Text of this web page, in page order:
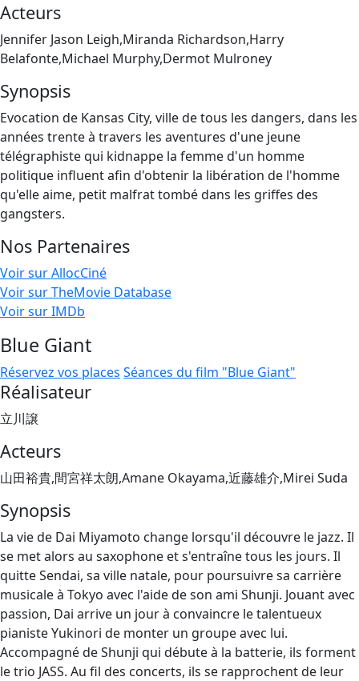
Acteurs
Jennifer Jason Leigh,Miranda Richardson,Harry
Belafonte,Michael Murphy,Dermot Mulroney
Synopsis
Evocation de Kansas City, ville de tous les dangers, dans les
années trente à travers les aventures d'une jeune
télégraphiste qui kidnappe la femme d'un homme
politique influent afin d'obtenir la libération de l'homme
qu'elle aime, petit malfrat tombé dans les griffes des
gangsters.
Nos Partenaires
Voir sur AllocCiné
Voir sur TheMovie Database
Voir sur IMDb
Blue Giant
Réservez vos places Séances du film "Blue Giant"
Réalisateur
立川譲
Acteurs
山田裕貴,間宮祥太朗,Amane Okayama,近藤雄介,Mirei Suda
Synopsis
La vie de Dai Miyamoto change lorsqu'il découvre le jazz. Il
se met alors au saxophone et s'entraîne tous les jours. Il
quitte Sendai, sa ville natale, pour poursuivre sa carrière
musicale à Tokyo avec l'aide de son ami Shunji. Jouant avec
passion, Dai arrive un jour à convaincre le talentueux
pianiste Yukinori de monter un groupe avec lui.
Accompagné de Shunji qui débute à la batterie, ils forment
le trio JASS. Au fil des concerts, ils se rapprochent de leur